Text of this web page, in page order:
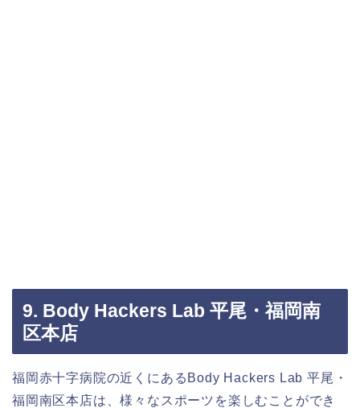
9. Body Hackers Lab 平尾・福岡南
区本店
福岡赤十字病院の近くにあるBody Hackers Lab 平尾・
福岡南区本店は、様々なスポーツを楽しむことができ